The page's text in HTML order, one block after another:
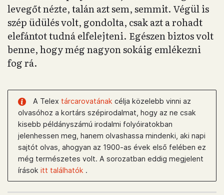
levegőt nézte, talán azt sem, semmit. Végül is
szép üdülés volt, gondolta, csak azt a rohadt
elefántot tudná elfelejteni. Egészen biztos volt
benne, hogy még nagyon sokáig emlékezni
fog rá.
A Telex tárcarovatának célja közelebb vinni az
olvasóhoz a kortárs szépirodalmat, hogy az ne csak
kisebb példányszámú irodalmi folyóiratokban
jelenhessen meg, hanem olvashassa mindenki, aki napi
sajtót olvas, ahogyan az 1900-as évek első felében ez
még természetes volt. A sorozatban eddig megjelent
írások itt találhatók .